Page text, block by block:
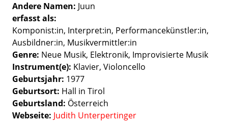
Andere Namen Juun
erfasst als
Komponist:in Interpret:in Performancekünstler:in
Ausbildner:in Musikvermittler:in
Genre Neue Musik Elektronik Improvisierte Musik
Instrument(e) Klavier Violoncello
Geburtsjahr 1977
Geburtsort Hall in Tirol
Geburtsland Österreich
Webseite Judith Unterpertinger